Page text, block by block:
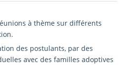
à thème sur différents
des postulants, par des
avec des familles adoptives